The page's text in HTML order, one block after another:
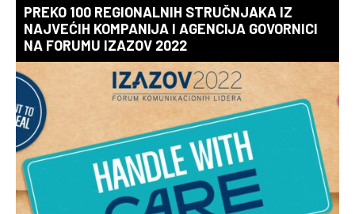
PREKO 100 REGIONALNIH STRUČNJAKA IZ
NAJVEĆIH KOMPANIJA I AGENCIJA GOVORNICI
NA FORUMU IZAZOV 2022